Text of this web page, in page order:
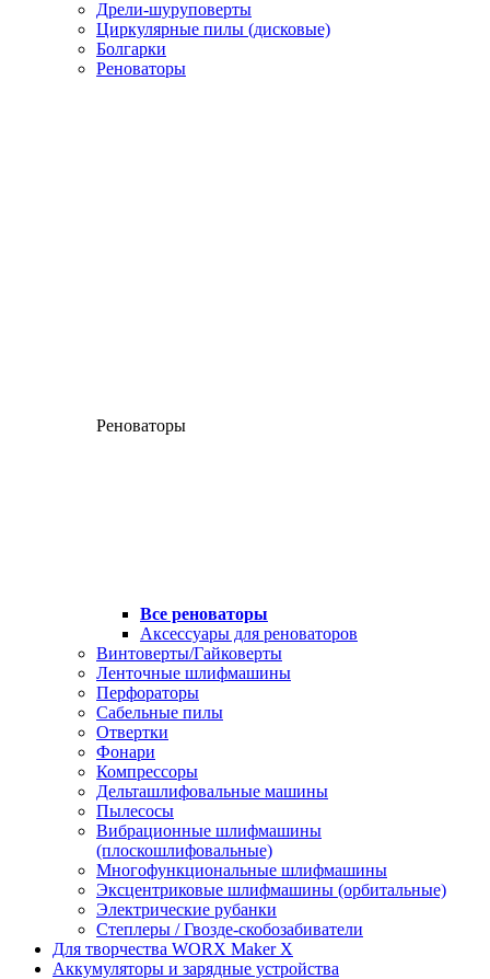
Дрели-шуруповерты
Циркулярные пилы (дисковые)
Болгарки
Реноваторы
Реноваторы
Все реноваторы
Аксессуары для реноваторов
Винтоверты/Гайковерты
Ленточные шлифмашины
Перфораторы
Сабельные пилы
Отвертки
Фонари
Компрессоры
Дельташлифовальные машины
Пылесосы
Вибрационные шлифмашины
(плоскошлифовальные)
Многофункциональные шлифмашины
Эксцентриковые шлифмашины (орбитальные)
Электрические рубанки
Степлеры / Гвозде-скобозабиватели
Для творчества WORX Maker X
Аккумуляторы и зарядные устройства